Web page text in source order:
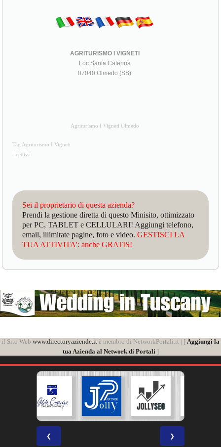
AGRITURISMO I VIGNETI
Loc Santa Caterina
07040 Olmedo (SS)
Agriturismo I Vigneti Olmedo
Tag Agriturismo I Vigneti
ricettiva
Sei il proprietario di questa azienda?
Prendi la gestione diretta di questo Minisito, ottimizzato
per PC, TABLET e CELLULARI! Aggiungi telefono,
email, illimitate pagine, foto e video.GESTISCI LA
TUA ATTIVITA': anche GRATIS!
il Sito Web www.directoryaziende.it è membro di NetworkPortali.it | [ Aggiungi la
tua Azienda al Network di Portali]
❮ ❯